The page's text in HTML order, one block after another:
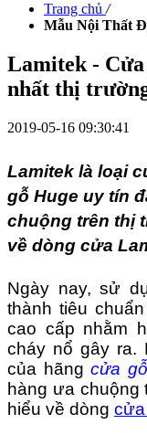
Trang chủ /
Mẫu Nội Thất
Lamitek - Cửa
nhất thị
2019-05-16 09:30:41
Lamitek là loại
gỗ Huge uy tín
chuộng trên thị
về dòng cửa
Ngày nay, sử
thành tiêu
cao cấp nhằm
cháy nổ gây ra.
của hãngcửa
hàng ưa chuộng
hiểu về dòng cửa